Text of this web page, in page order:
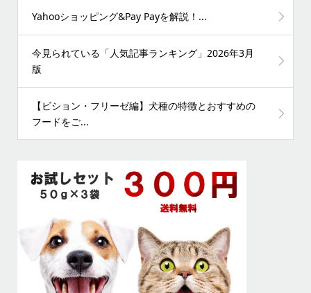
Yahooショッピング&Pay Payを解説！...
今見られている「人気記事ランキング」2026年3月
版
【ビション・フリーゼ編】犬種の特徴とおすすめの
フードをご...